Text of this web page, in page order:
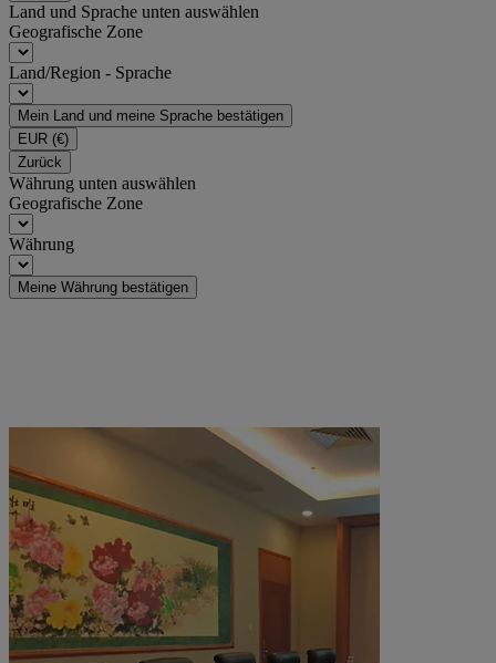
Land und Sprache unten auswählen
Geografische Zone
Land/Region - Sprache
Mein Land und meine Sprache bestätigen
EUR (€)
Zurück
Währung unten auswählen
Geografische Zone
Währung
Meine Währung bestätigen